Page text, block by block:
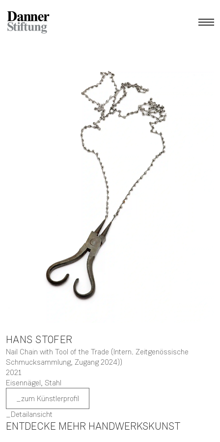
HANS STOFER
Nail Chain with Tool of the Trade (Intern. Zeitgenössische
Schmucksammlung, Zugang 2024))
2021
Eisennägel, Stahl
zum Künstlerprofil
Detailansicht
ENTDECKE MEHR HANDWERKSKUNST